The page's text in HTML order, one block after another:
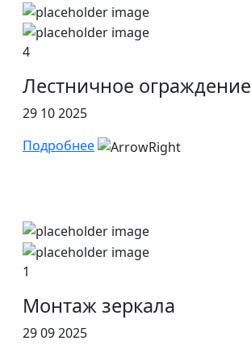
4
Лестничное ограждение
29 10 2025
Подробнее
1
Монтаж зеркала
29 09 2025